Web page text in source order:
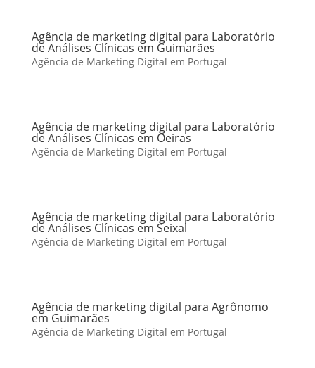
Agência de marketing digital para Laboratório
de Análises Clínicas em Guimarães
Agência de Marketing Digital em Portugal
Agência de marketing digital para Laboratório
de Análises Clínicas em Oeiras
Agência de Marketing Digital em Portugal
Agência de marketing digital para Laboratório
de Análises Clínicas em Seixal
Agência de Marketing Digital em Portugal
Agência de marketing digital para Agrônomo
em Guimarães
Agência de Marketing Digital em Portugal